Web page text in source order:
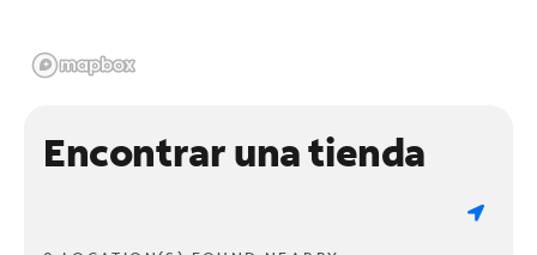
Encontrar una tienda